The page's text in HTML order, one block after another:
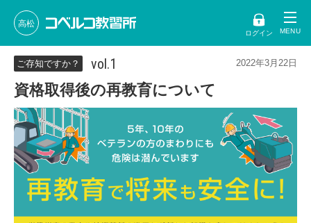
高松
ログイン
ご存知ですか？ vol.1 2022年3月22日
資格取得後の再教育について